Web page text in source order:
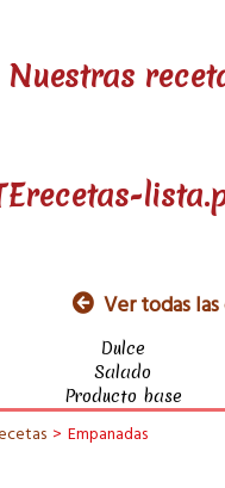
Nuestras
Ver todas
Dulce
Salado
Producto base
> Empanadas